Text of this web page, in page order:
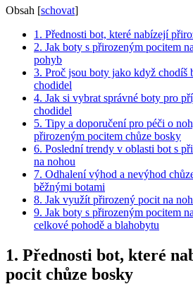
Obsah [schovat]
1. Přednosti bot, které nabízejí⁣
2. Jak boty ⁣s přirozeným pocitem
pohyb
3.⁤ Proč jsou boty jako když ‍chodíš
chodidel
4. Jak si vybrat správné boty pro
chodidel
5. Tipy ​a doporučení pro péči o
přirozeným​ pocitem chůze bosky
6. ​Poslední‌ trendy v oblasti bot s
na nohou
7. Odhalení ​výhod a nevýhod
běžnými botami
8. ‌Jak využít​ přirozený pocit​ na
9. ‍Jak boty s‍ přirozeným pocitem
celkové pohodě a blahobytu
1. Přednosti bot, které
pocit ⁣chůze bosky